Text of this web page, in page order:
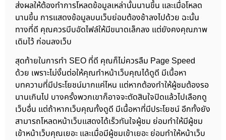
ส่งผลให้ต้องทำการโหลดข้อมูลเหล่านั้นนานขึ้น และเมื่อโหลด
นานขึ้น การแสดงข้อมูลบนเว็บย่อมต้องช้าลงไปด้วย ฉะนั้น
ทางที่ดี คุณควรบีบอัดไฟล์ให้มีขนาดเล็กลง แต่ยังคงคุณภาพ
เดิมไว้ ก่อนลงเว็บ
สุดท้ายในการทำ SEO ที่ดี คุณก็ไม่ควรลืม Page Speed
ด้วย เพราะไม่งั้นต่อให้คุณทำหน้าเว็บคุณได้ดูดี มีเนื้อหา
บทความที่มีประโยชน์มากแค่ไหน แต่หากต้องทำให้ผู้ชมต้องรอ
นานเกินไป บางครั้งพวกเขาก็อาจจะตัดสินใจปิดแล้วไปเลือกดู
เว็บอื่น แต่ถ้าหากเว็บคุณทั้งดูดี มีเนื้อหาที่มีประโยชน์ อีกทั้งยัง
สามารถโหลดหน้าเว็บแสดงได้เร็วทันใจผู้ชม ย่อมทำให้มีผู้ชม
เข้าหน้าเว็บคุณเยอะ และเมื่อมีผู้ชมเข้าเยอะ ย่อมทำให้หน้าเว็บ